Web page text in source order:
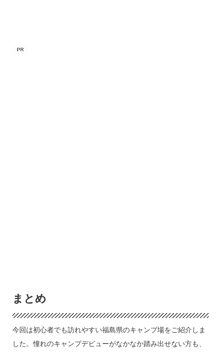
まとめ
今回は初心者でも訪れやすい福島県のキャンプ場をご紹介しま
した。憧れのキャンプデビューがなかなか踏み出せない方も、